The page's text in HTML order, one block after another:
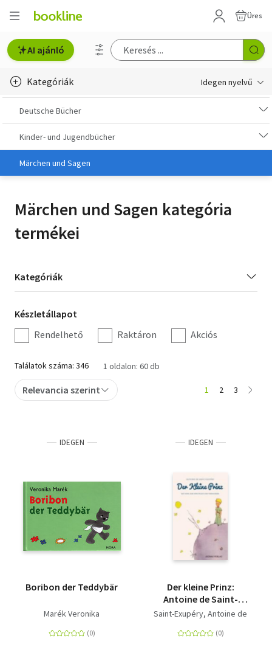
Üres
AI ajánló
Kategóriák Idegen nyelvű
e-Könyv, audio
e-könyv-olvasók
English books
Libros en español
Livres francais
Orosz könyvek
Audio books
Hörbücher
Audiolibros
Livres audio
Taschenbücher
Livre de poche
Olasz zsebkönyvek
Orosz zsebkönyvek
Calendar
Deutsche Bücher
Kinder- und Jugendbücher
Märchen und Sagen
Märchen und Sagen kategória
termékei
Kategória
szűrés
Kategóriák
Készletállapot
szűrés
Készletállapot
Rendelhető
Raktáron Akciós
Találatok száma: 346 1 oldalon: 60 db
Relevancia szerint 1 2 3
IDEGEN
Boribon der Teddybär
Marék Veronika
IDEGEN
Der kleine Prinz:
Antoine de Saint-
Exupéry (Mit den
Verfassers)
Saint-Exupéry, Antoine de